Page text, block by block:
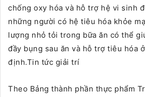
chống oxy hóa và hỗ trợ hệ vi sinh
những người có hệ tiêu hóa khỏe
lượng nhỏ tỏi trong bữa ăn có thể
đầy bụng sau ăn và hỗ trợ tiêu hóa
định.Tin tức giải trí
Theo Bảng thành phần thực phẩm